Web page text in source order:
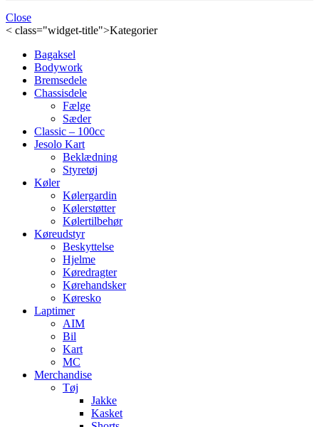
Close
< class="widget-title">Kategorier
Bagaksel
Bodywork
Bremsedele
Chassisdele
Fælge
Sæder
Classic – 100cc
Jesolo Kart
Beklædning
Styretøj
Køler
Kølergardin
Kølerstøtter
Kølertilbehør
Køreudstyr
Beskyttelse
Hjelme
Køredragter
Kørehandsker
Køresko
Laptimer
AIM
Bil
Kart
MC
Merchandise
Tøj
Jakke
Kasket